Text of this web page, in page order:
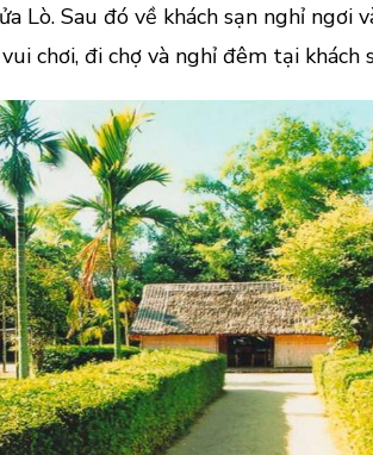
Lò. Sau đó về khách sạn nghỉ ngơi
chơi, đi chợ và nghỉ đêm tại khách